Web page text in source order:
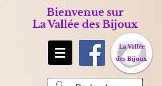
Bienvenue sur
La Vallée des Bijoux
La Vallée
des Bijoux